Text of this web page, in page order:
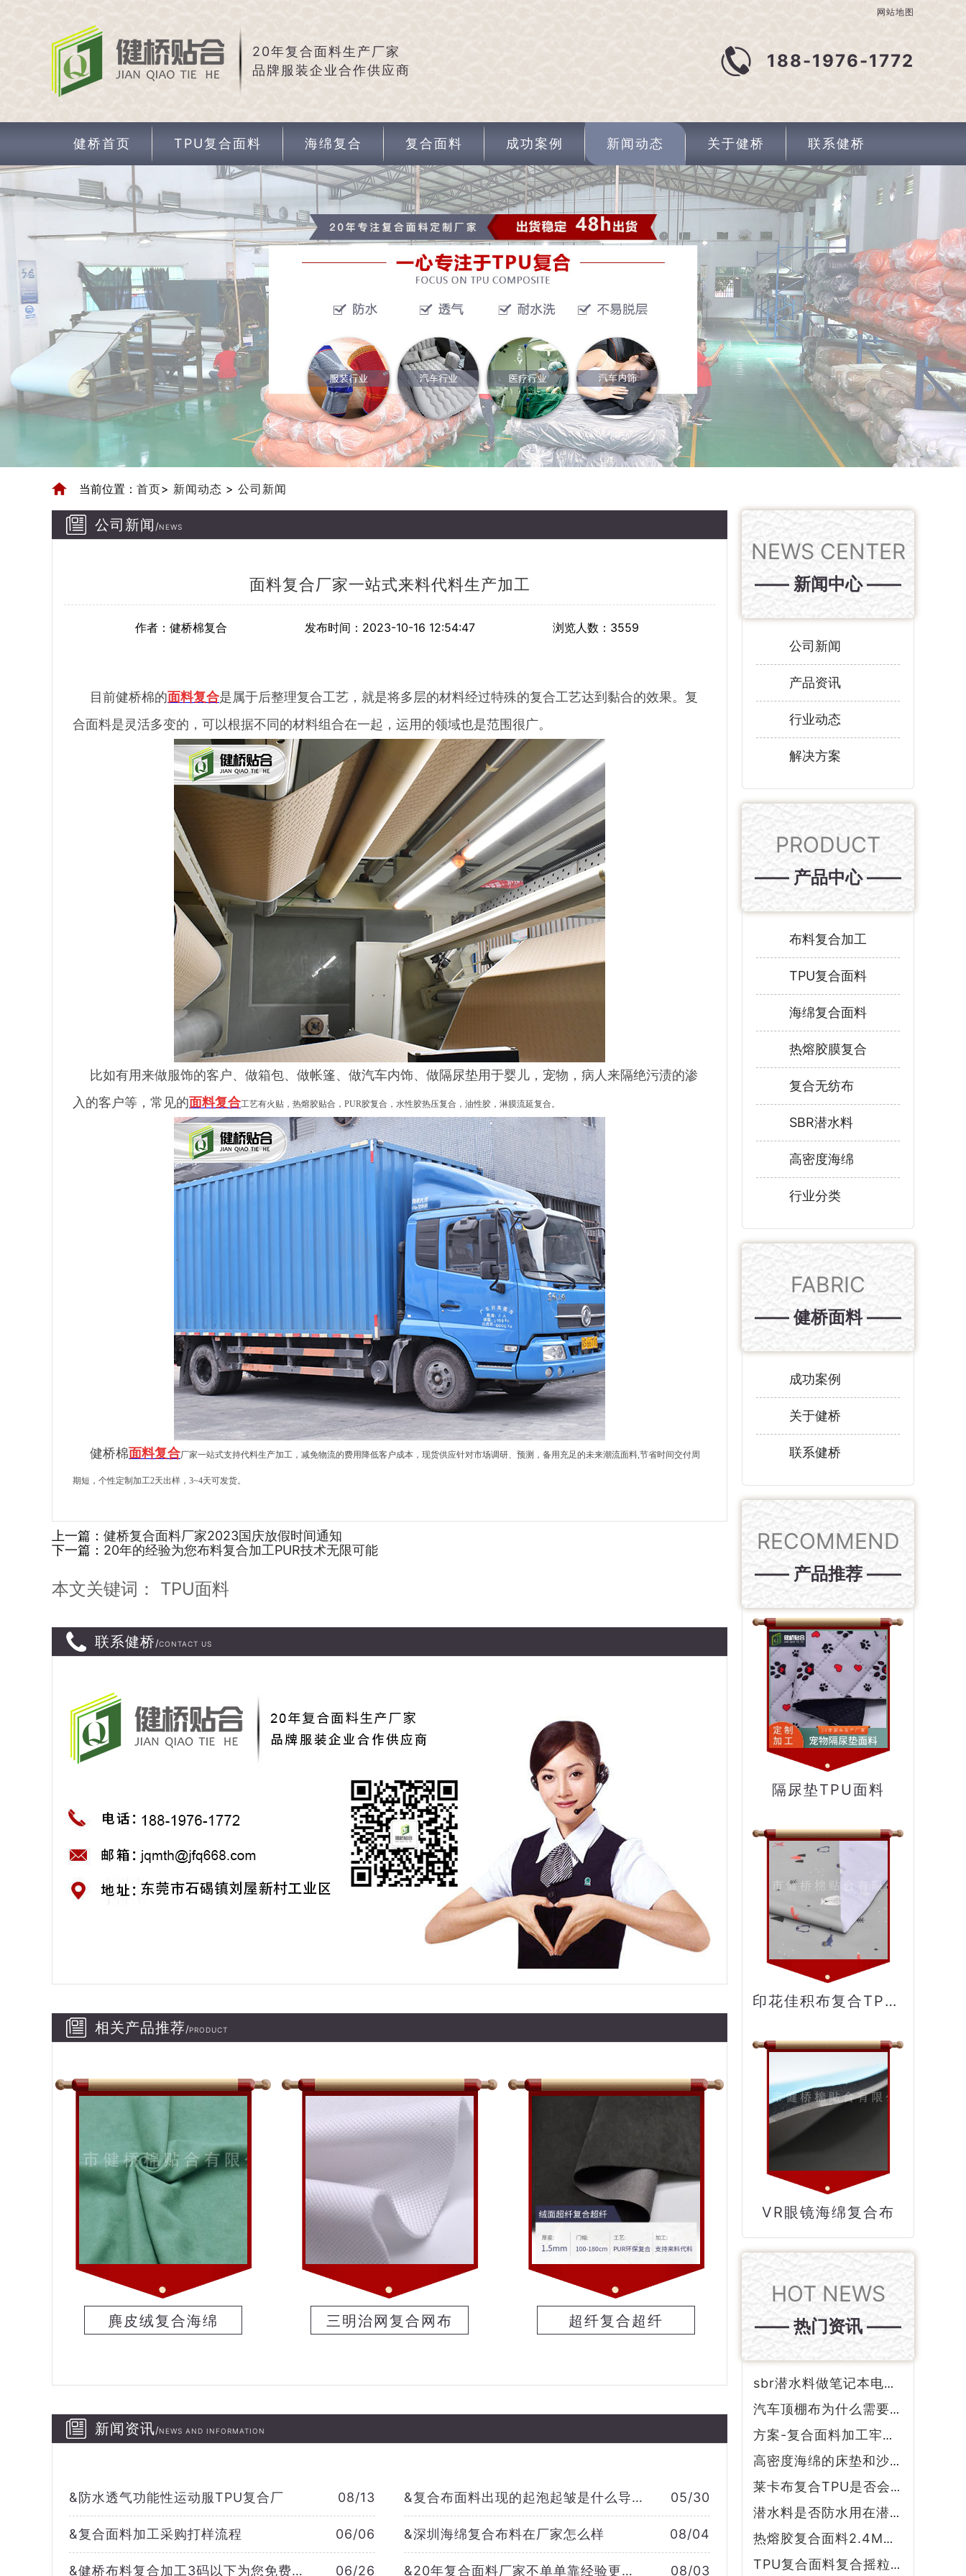
20年复合面料生产厂家
品牌服装企业合作供应商
188-1976-1772
网站地图
健桥首页 TPU复合面料 海绵复合 复合面料 成功案例 新闻动态 关于健桥 联系健桥
当前位置： 首页> 新闻动态 > 公司新闻
公司新闻 /NEWS
面料复合厂家一站式来料代料生产加工
作者：健桥棉复合 发布时间：2023-10-16 12:54:47 浏览人数：3559
目前健桥棉的面料复合是属于后整理复合工艺，就是将多层的材料经过特殊的复合工艺达到黏合的效果。复
合面料是灵活多变的，可以根据不同的材料组合在一起，运用的领域也是范围很广。
比如有用来做服饰的客户、做箱包、做帐篷、做汽车内饰、做隔尿垫用于婴儿，宠物，病人来隔绝污渍的渗
入的客户等，常见的面料复合工艺有火贴，热熔胶贴合，PUR胶复合，水性胶热压复合，油性胶，淋膜流延复合。
健桥棉面料复合厂家一站式支持代料生产加工，减免物流的费用降低客户成本，现货供应针对市场调研、预测，备用充足的未来潮流面料,节省时间交付周
期短，个性定制加工2天出样，3~4天可发货。
上一篇： 健桥复合面料厂家2023国庆放假时间通知
下一篇： 20年的经验为您布料复合加工PUR技术无限可能
本文关键词： TPU面料
联系健桥/CONTACT US
相关产品推荐/PRODUCT
麂皮绒复合海绵 三明治网复合网布 超纤复合超纤
新闻资讯/NEWS AND INFORMATION
&防水透气功能性运动服TPU复合厂 08/13 &复合布面料出现的起泡起皱是什么导致的？ 05/30
&复合面料加工采购打样流程 06/06 &深圳海绵复合布料在厂家怎么样 08/04
&健桥布料复合加工3码以下为您免费打样 06/26 &20年复合面料厂家不单单靠经验更多的是实力 08/03
NEWS CENTER
—— 新闻中心 ——
公司新闻
产品资讯
行业动态
解决方案
PRODUCT
—— 产品中心 ——
布料复合加工
TPU复合面料
海绵复合面料
热熔胶膜复合
复合无纺布
SBR潜水料
高密度海绵
行业分类
FABRIC
—— 健桥面料 ——
成功案例
关于健桥
联系健桥
RECOMMEND
—— 产品推荐 ——
隔尿垫TPU面料
印花佳积布复合TPU膜
VR眼镜海绵复合布
HOT NEWS
—— 热门资讯 ——
sbr潜水料做笔记本电脑、杯套的好处
汽车顶棚布为什么需要防火呢？
方案-复合面料加工牢度强是怎么做到的？
高密度海绵的床垫和沙发质量如何？
莱卡布复合TPU是否会遇到这些问题呢？
潜水料是否防水用在潜水衣上起到什么作用
热熔胶复合面料2.4M宽幅有哪些好处？
TPU复合面料复合摇粒绒所制成的冲锋衣好在哪里？